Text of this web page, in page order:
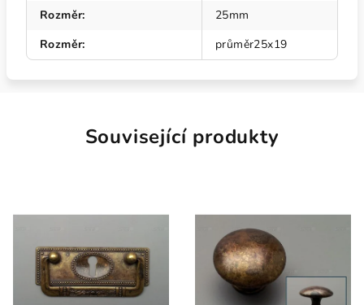
Rozměr:
25mm
Rozměr: průměr25x19
Související produkty